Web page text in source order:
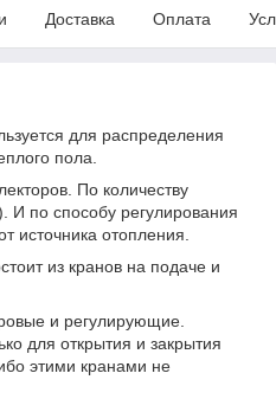
Доставка Оплата
для распределения
пола.
По количеству
И по способу регулирования
источника отопления.
из кранов на подаче и
и регулирующие.
для открытия и закрытия
этими кранами не